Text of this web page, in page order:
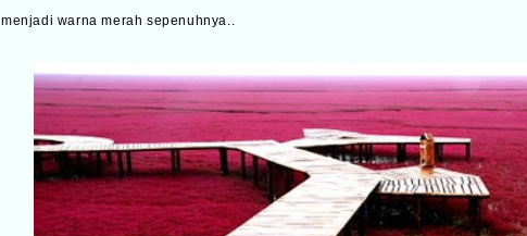
menjadi warna merah sepenuhnya..